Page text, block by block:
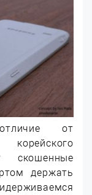
от
скошенные
держать